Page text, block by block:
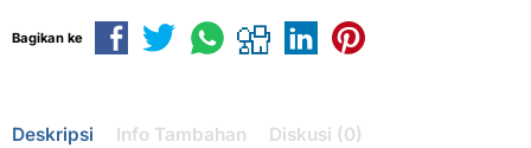
Bagikan ke
Deskripsi Info Tambahan Diskusi (0)